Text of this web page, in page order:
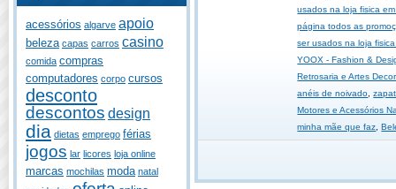
acessórios algarve apoio
beleza capas carros casino
comida compras
computadores corpo cursos
desconto
descontos design
dia dietas emprego férias
jogos lar licores loja online
marcas mochilas moda natal
usados na loja fisica
página todos as
ser usados na loja
YOOX - Fashion &
Retrosaria e Artes
anéis de noivado ,
Motores e Acessórios
minha mãe que faz ,